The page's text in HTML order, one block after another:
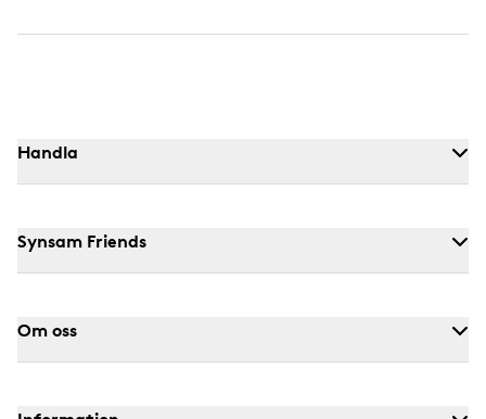
Handla
Synsam Friends
Om oss